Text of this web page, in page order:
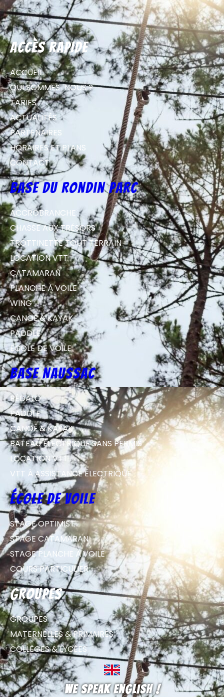
Accès rapide
ACCUEIL
QUI SOMMES-NOUS ?
TARIFS
ACTUALITÉS
PARTENAIRES
HORAIRES ET PLANS
CONTACT
Base du Rondin parc
ACCROBRANCHE
CHASSE AUX TRÉSORS
TROTTINETTE TOUT TERRAIN
LOCATION VTT
CATAMARAN
PLANCHE À VOILE
WING
CANOË & KAYAK
PADDLE
ECOLE DE VOILE
Base Naussac
PÉDALO
PADDLE
CANOË & KAYAK
BATEAU ÉLECTRIQUE SANS PERMIS
LOCATION VTT
VTT À ASSISTANCE ÉLECTRIQUE
école de voile
STAGE OPTIMIST
STAGE CATAMARAN
STAGE PLANCHE À VOILE
COURS PARTICULIER
groupes
GROUPES
MATERNELLES & PRIMAIRES
COLLÈGES & LYCÉES
We speak english !